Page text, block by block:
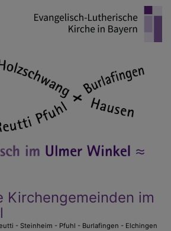
Kirchengemeinden im
- Steinheim - Pfuhl - Burlafingen - Elchingen